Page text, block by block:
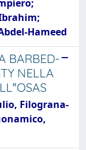
Hameed
BARBED-
NELLA
Filograna-